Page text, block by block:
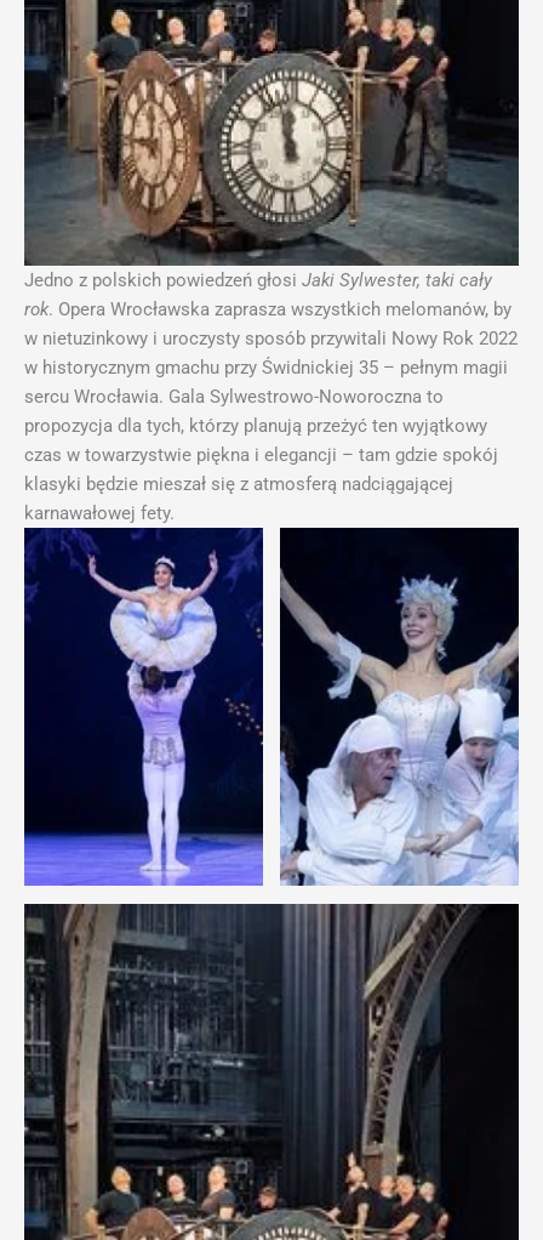
Jedno z polskich powiedzeń głosi Jaki Sylwester, taki cały
rok. Opera Wrocławska zaprasza wszystkich melomanów, by
w nietuzinkowy i uroczysty sposób przywitali Nowy Rok 2022
w historycznym gmachu przy Świdnickiej 35 – pełnym magii
sercu Wrocławia. Gala Sylwestrowo-Noworoczna to
propozycja dla tych, którzy planują przeżyć ten wyjątkowy
czas w towarzystwie piękna i elegancji – tam gdzie spokój
klasyki będzie mieszał się z atmosferą nadciągającej
karnawałowej fety.